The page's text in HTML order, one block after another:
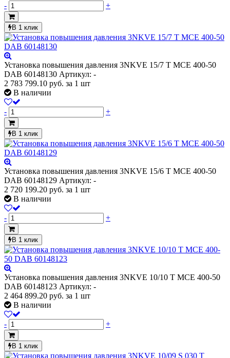
- +
В 1 клик
Установка повышения давления 3NKVE 15/7 T MCE 400-50
DAB 60148130 Артикул: -
2 783 799.10 руб. за 1 шт
В наличии
- +
В 1 клик
Установка повышения давления 3NKVE 15/6 T MCE 400-50
DAB 60148129 Артикул: -
2 720 199.20 руб. за 1 шт
В наличии
- +
В 1 клик
Установка повышения давления 3NKVE 10/10 T MCE 400-50
DAB 60148123 Артикул: -
2 464 899.20 руб. за 1 шт
В наличии
- +
В 1 клик